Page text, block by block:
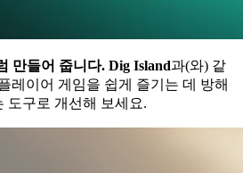
만들어 줍니다. Dig Island과(와) 같
레이어 게임을 쉽게 즐기는 데 방해
도구로 개선해 보세요.